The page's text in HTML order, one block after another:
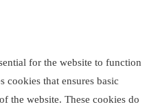
for the website to function
that ensures basic
the website. These cookies do